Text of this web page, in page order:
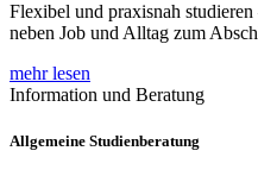
Flexibel und praxisnah
neben Job und Alltag zum
mehr lesen
Information und Beratung
Allgemeine Studienberatung